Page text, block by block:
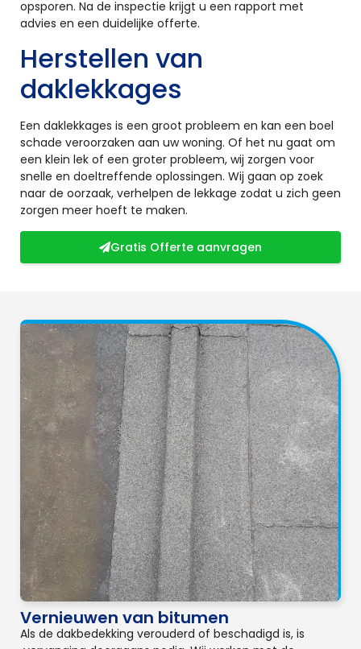
opsporen. Na de inspectie krijgt u een rapport met
advies en een duidelijke offerte.
Herstellen van
daklekkages
Een daklekkages is een groot probleem en kan een boel
schade veroorzaken aan uw woning. Of het nu gaat om
een klein lek of een groter probleem, wij zorgen voor
snelle en doeltreffende oplossingen. Wij gaan op zoek
naar de oorzaak, verhelpen de lekkage zodat u zich geen
zorgen meer hoeft te maken.
Gratis Offerte aanvragen
Vernieuwen van bitumen
Als de dakbedekking verouderd of beschadigd is, is